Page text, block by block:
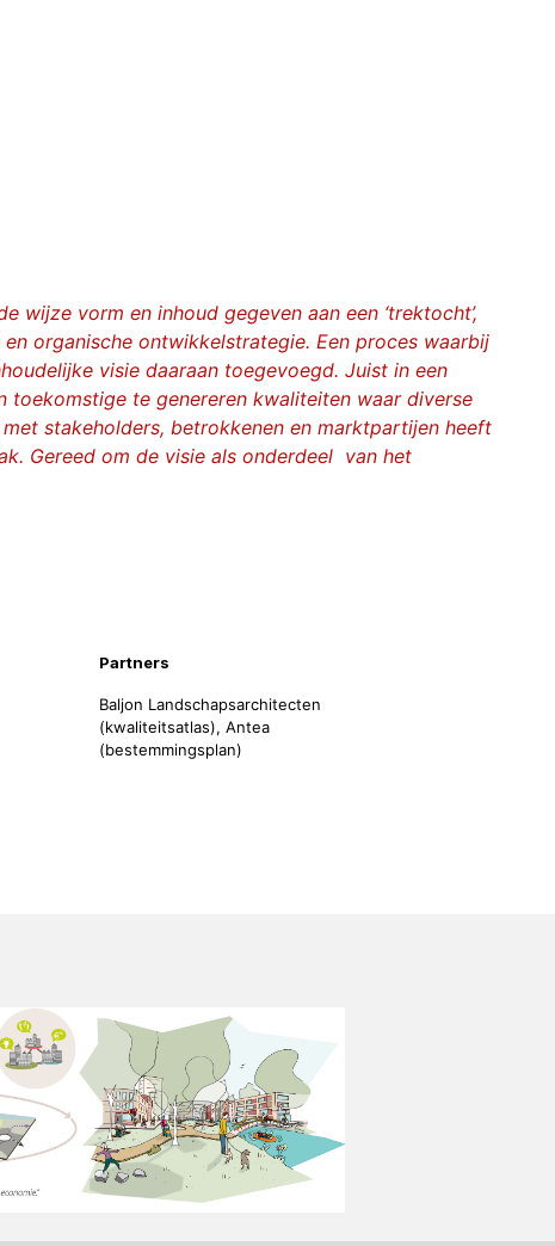
wijze vorm en inhoud gegeven aan een ‘trektocht’,
organische ontwikkelstrategie. Een proces waarbij
visie daaraan toegevoegd. Juist in een
toekomstige te genereren kwaliteiten waar diverse
stakeholders, betrokkenen en marktpartijen heeft
Gereed om de visie als onderdeel van het
Partners
Baljon Landschapsarchitecten
(kwaliteitsatlas), Antea
(bestemmingsplan)